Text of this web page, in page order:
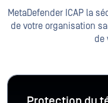
MetaDefender ICAP la
de votre organisation
de